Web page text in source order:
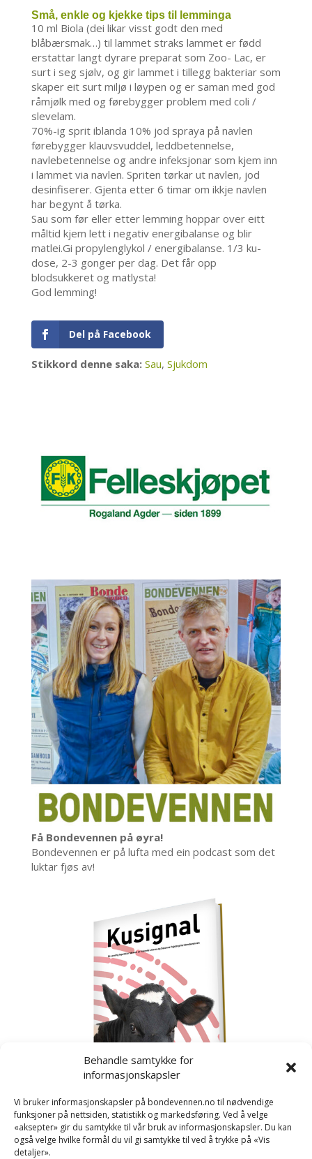
Behandle samtykke for
informasjonskapsler
Vi bruker informasjonskapsler på bondevennen.no til nødvendige
funksjoner på nettsiden, statistikk og markedsføring. Ved å velge
«aksepter» gir du samtykke til vår bruk av informasjonskapsler. Du kan
også velge hvilke formål du vil gi samtykke til ved å trykke på «Vis
detaljer».
Små, enkle og kjekke tips til lemminga
10 ml Biola (dei likar visst godt den med
blåbærsmak…) til lammet straks lammet er fødd
erstattar langt dyrare preparat som Zoo- Lac, er
surt i seg sjølv, og gir lammet i tillegg bakteriar som
skaper eit surt miljø i løypen og er saman med god
råmjølk med og førebygger problem med coli /
slevelam.
70%-ig sprit iblanda 10% jod spraya på navlen
førebygger klauvsvuddel, leddbetennelse,
navlebetennelse og andre infeksjonar som kjem inn
i lammet via navlen. Spriten tørkar ut navlen, jod
desinfiserer. Gjenta etter 6 timar om ikkje navlen
har begynt å tørka.
Sau som før eller etter lemming hoppar over eitt
måltid kjem lett i negativ energibalanse og blir
matlei.Gi propylenglykol / energibalanse. 1/3 ku-
dose, 2-3 gonger per dag. Det får opp
blodsukkeret og matlysta!
God lemming!
Del på Facebook
Stikkord denne saka: Sau, Sjukdom
Få Bondevennen på øyra!
Bondevennen er på lufta med ein podcast som det
luktar fjøs av!